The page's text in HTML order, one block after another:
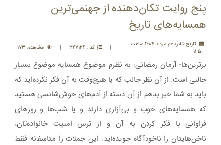
پنج روایت تکان‌دهنده از جهنمی‌ترین
همسایه‌های تاریخ
تاريخ:شانزدهم مرداد 1404 ساعت
11:50
| کد : 347124 | مشاهده: 173
برترین‌ها- آرمان رمضانی: به نظرم موضوع همسایه موضوع بسیار
جالبی است. از آن نظر جالب که یا هیچ‌وقت به آن فکر نکرده‌اید که
باید به شما خبر بدهم از آن دسته از آدم‌های خوش‌شانسی هستید
که همسایه‌های خوب و بی‌آزاری دارند و یا شب‌ها و روزهای
فراوانی با فکر کردن به آن و از ترس امنیت خانواده‌تان،
ناخن‌هایتان را ناخودآگاه جویده‌اید. این جملات را متاسفانه فقط